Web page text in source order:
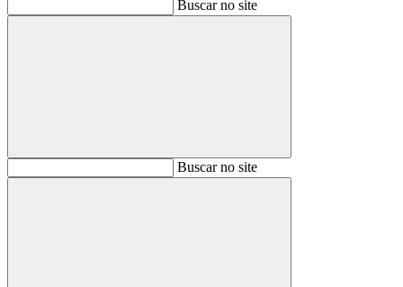
Buscar no site
BuscarBuscar no site